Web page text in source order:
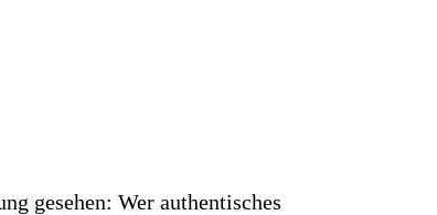
gesehen: Wer authentisches